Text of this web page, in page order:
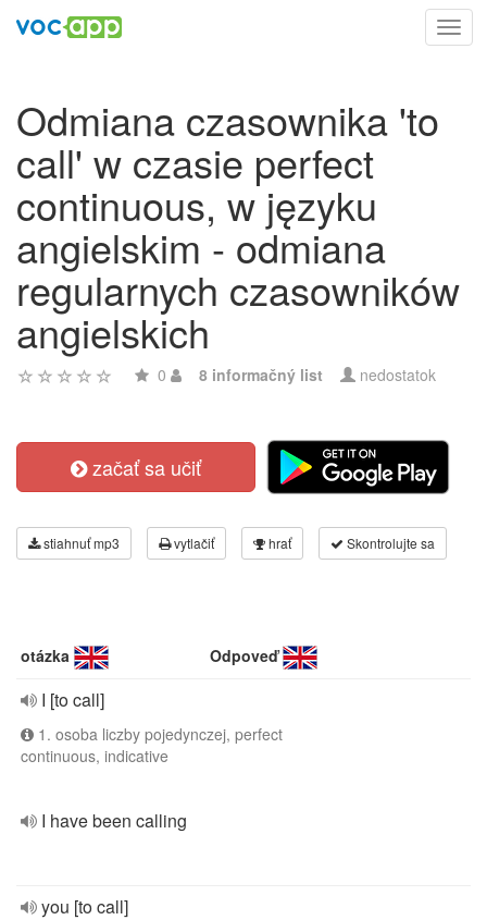
Odmiana czasownika 'to
call' w czasie perfect
continuous, w języku
angielskim - odmiana
regularnych czasowników
angielskich
0 8 informačný list nedostatok
začať sa učiť
stiahnuť mp3 vytlačiť hrať Skontrolujte sa
otázka Odpoveď
I [to call]
1. osoba liczby pojedynczej, perfect
continuous, indicative
I have been calling
you [to call]